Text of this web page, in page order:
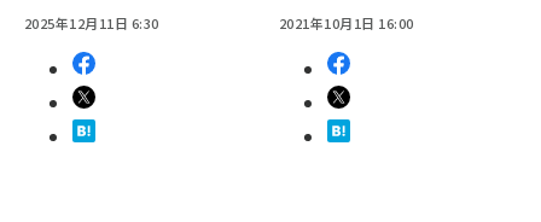
2025年12月11日 6:30 2021年10月1日 16:00